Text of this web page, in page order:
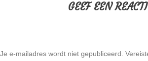
GEEF EEN
Je e-mailadres wordt niet gepubliceerd.